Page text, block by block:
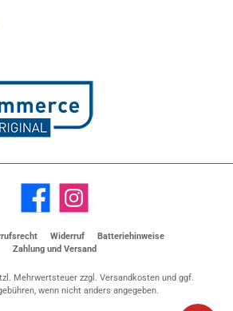
Facebook Instagram
Widerruf
Batteriehinweise
Zahlung und Versand
Mehrwertsteuer zzgl. Versandkostenund ggf.
wenn nicht anders angegeben.